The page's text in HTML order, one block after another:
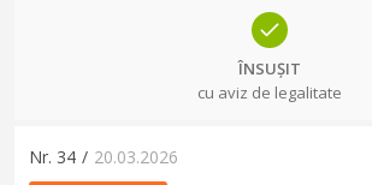
ÎNSUȘIT
cu aviz de legalitate
Nr. 34 / 20.03.2026